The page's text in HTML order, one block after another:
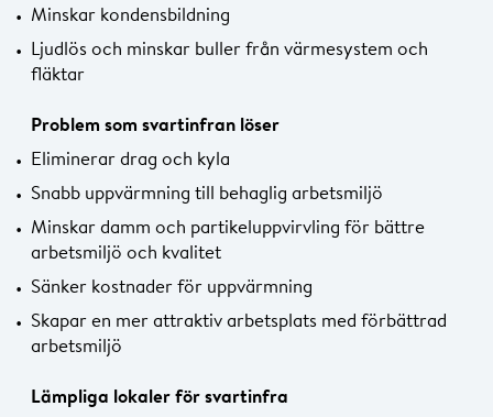
Minskar kondensbildning
Ljudlös och minskar buller från värmesystem och
fläktar
Problem som svartinfran löser
Eliminerar drag och kyla
Snabb uppvärmning till behaglig arbetsmiljö
Minskar damm och partikeluppvirvling för bättre
arbetsmiljö och kvalitet
Sänker kostnader för uppvärmning
Skapar en mer attraktiv arbetsplats med förbättrad
arbetsmiljö
Lämpliga lokaler för svartinfra